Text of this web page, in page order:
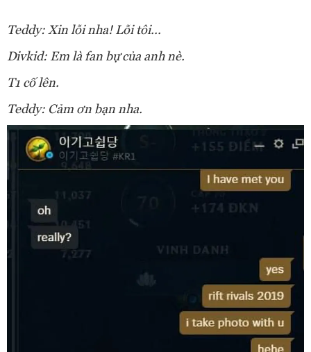
Teddy: Xin lỗi nha! Lỗi tôi...
Divkid: Em là fan bự của anh nè.
T1 cố lên.
Teddy: Cảm ơn bạn nha.